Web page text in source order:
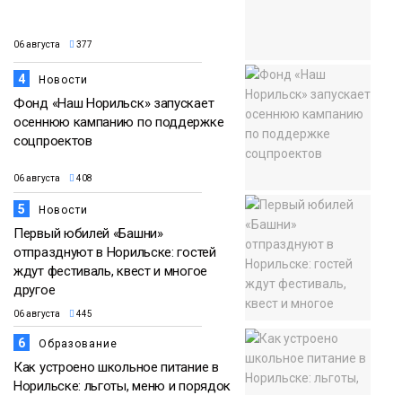
06 августа 377
4 Новости
Фонд «Наш Норильск» запускает
осеннюю кампанию по поддержке
соцпроектов
06 августа 408
5 Новости
Первый юбилей «Башни»
отпразднуют в Норильске: гостей
ждут фестиваль, квест и многое
другое
06 августа 445
6 Образование
Как устроено школьное питание в
Норильске: льготы, меню и порядок